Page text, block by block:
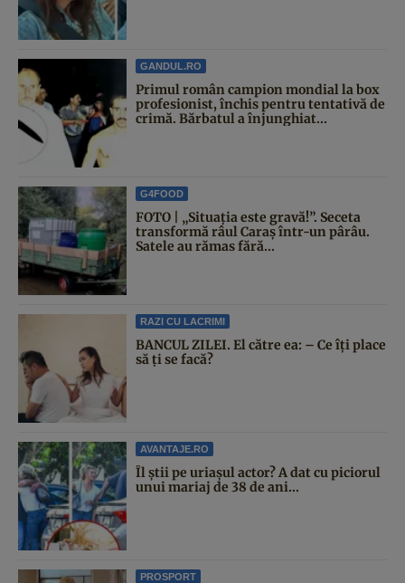
GANDUL.RO
Primul român campion mondial la box
profesionist, închis pentru tentativă de
crimă. Bărbatul a înjunghiat...
G4FOOD
FOTO | „Situația este gravă!”. Seceta
transformă râul Caraș într-un pârâu.
Satele au rămas fără...
RAZI CU LACRIMI
BANCUL ZILEI. El către ea: – Ce îți place
să ți se facă?
AVANTAJE.RO
Îl știi pe uriașul actor? A dat cu piciorul
unui mariaj de 38 de ani...
PROSPORT